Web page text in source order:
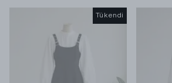
Tükendi